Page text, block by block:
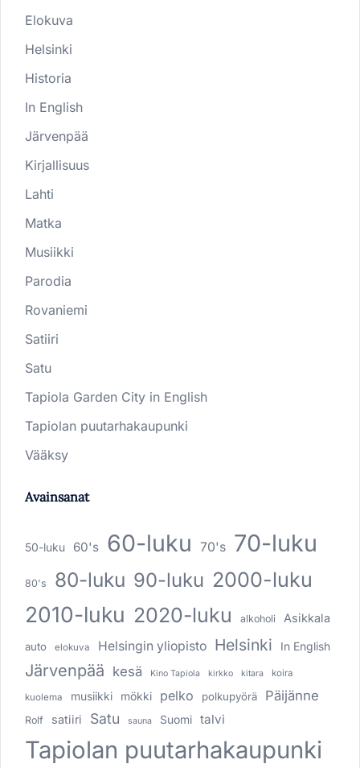
Elokuva
Helsinki
Historia
In English
Järvenpää
Kirjallisuus
Lahti
Matka
Musiikki
Parodia
Rovaniemi
Satiiri
Satu
Tapiola Garden City in English
Tapiolan puutarhakaupunki
Vääksy
Avainsanat
50-luku 60's 60-luku 70's 70-luku
80's 80-luku 90-luku 2000-luku
2010-luku 2020-luku alkoholi Asikkala
auto elokuva Helsingin yliopisto Helsinki In English
Järvenpää kesä Kino Tapiola kirkko kitara koira
kuolema musiikki mökki pelko polkupyörä Päijänne
Rolf satiiri Satu sauna Suomi talvi
Tapiolan puutarhakaupunki